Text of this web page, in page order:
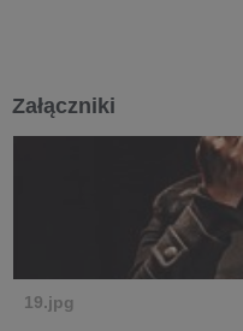
Załączniki
19.jpg